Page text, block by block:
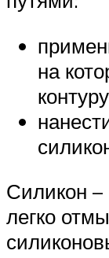
на
Силикон –
легко